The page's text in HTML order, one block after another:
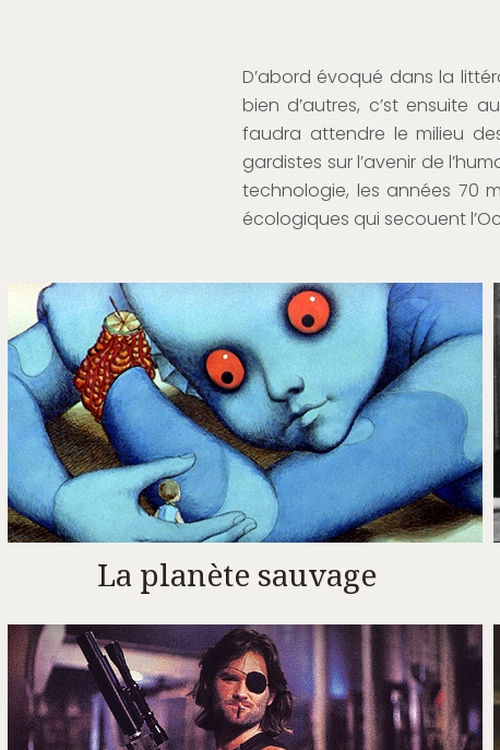
D’abord évoqué dans la
bien d’autres, c’st ensuite
faudra attendre le milieu
gardistes sur l’avenir de
technologie, les années 70
écologiques qui secouent
La planète sauvage